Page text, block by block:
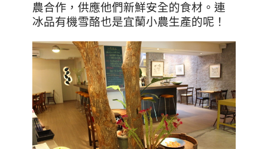
農合作，供應他們新鮮安全的食材。連
冰品有機雪酪也是宜蘭小農生產的呢！